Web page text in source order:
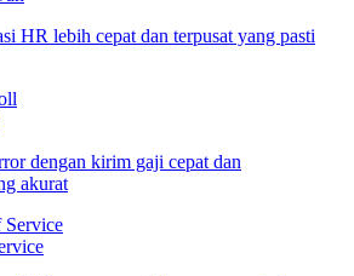
HR lebih cepat dan terpusat yang pasti
dengan kirim gaji cepat dan
akurat